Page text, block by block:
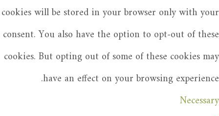
cookies will be stored in your browser only with your
consent. You also have the option to opt-out of these
cookies. But opting out of some of these cookies may
have an effect on your browsing experience.
Necessary